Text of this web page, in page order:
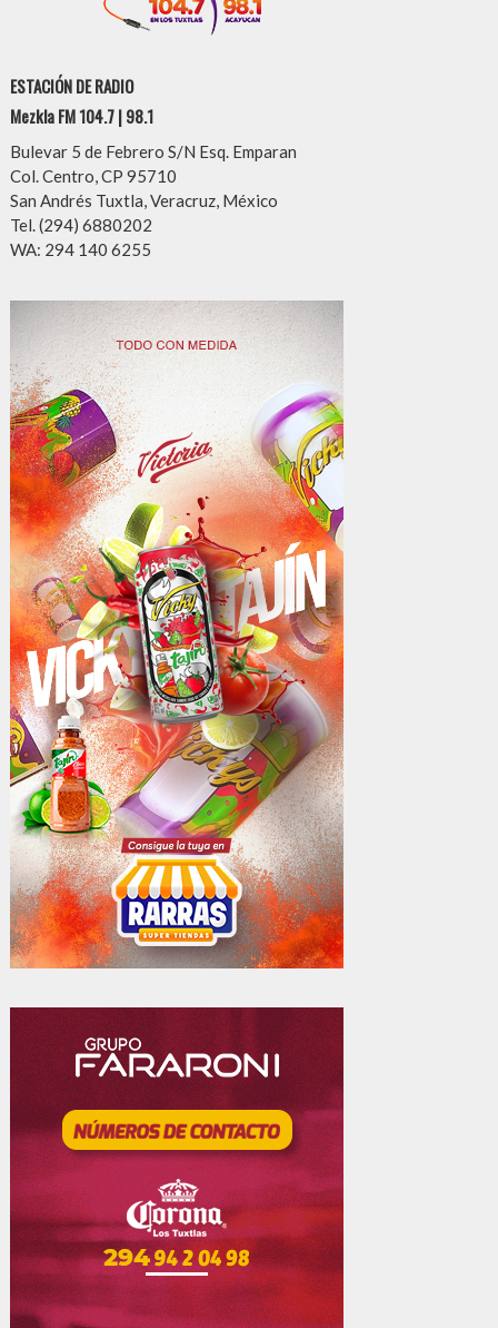
ESTACIÓN DE RADIO
Mezkla FM 104.7 | 98.1
Bulevar 5 de Febrero S/N Esq. Emparan
Col. Centro, CP 95710
San Andrés Tuxtla, Veracruz, México
Tel. (294) 6880202
WA: 294 140 6255